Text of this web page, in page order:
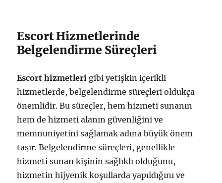
Escort Hizmetlerinde
Belgelendirme Süreçleri
Escort hizmetleri gibi yetişkin içerikli
hizmetlerde, belgelendirme süreçleri oldukça
önemlidir. Bu süreçler, hem hizmeti sunanın
hem de hizmeti alanın güvenliğini ve
memnuniyetini sağlamak adına büyük önem
taşır. Belgelendirme süreçleri, genellikle
hizmeti sunan kişinin sağlıklı olduğunu,
hizmetin hijyenik koşullarda yapıldığını ve